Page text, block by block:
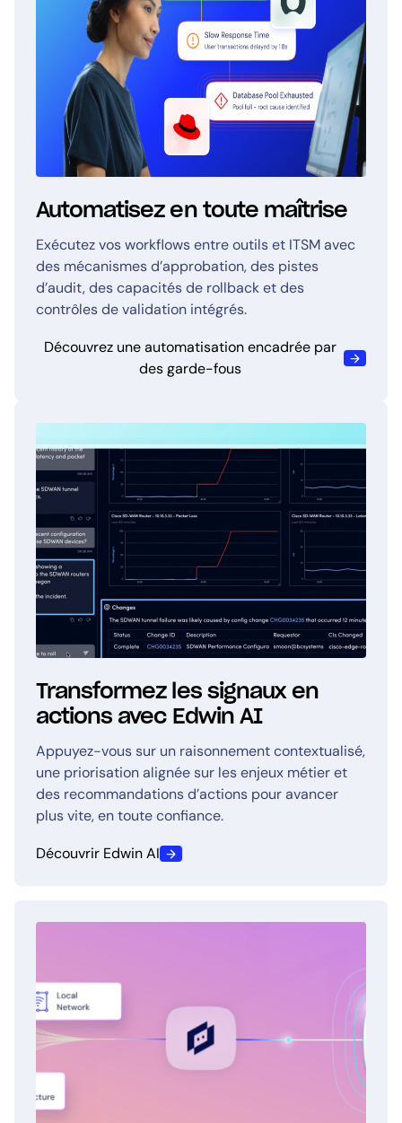
Automatisez en toute maîtrise
Exécutez vos workflows entre outils et ITSM avec
des mécanismes d’approbation, des pistes
d’audit, des capacités de rollback et des
contrôles de validation intégrés.
Découvrez une automatisation encadrée par
des garde-fous
Transformez les signaux en
actions avec Edwin AI
Appuyez-vous sur un raisonnement contextualisé,
une priorisation alignée sur les enjeux métier et
des recommandations d’actions pour avancer
plus vite, en toute confiance.
Découvrir Edwin AI